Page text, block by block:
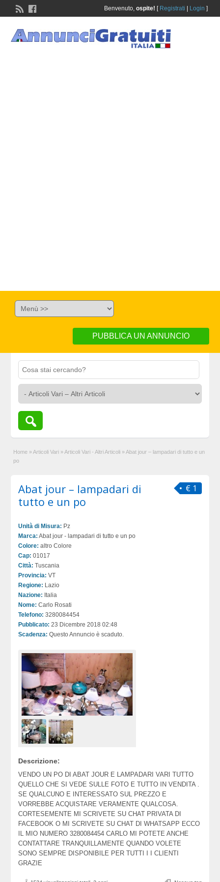
Benvenuto, ospite! [ Registrati Login ]
PUBBLICA UN ANNUNCIO
Home » Articoli Vari » Articoli Vari - Altri Articoli » Abat jour – lampadari di tutto e un
po
€ 1
Abat jour – lampadari di
tutto e un po
Unità di Misura: Pz
Marca: Abat jour - lampadari di tutto e un po
Colore: altro Colore
Cap: 01017
Città: Tuscania
Provincia: VT
Regione: Lazio
Nazione: Italia
Nome: Carlo Rosati
Telefono: 3280084454
Pubblicato: 23 Dicembre 2018 02:48
Scadenza: Questo Annuncio è scaduto.
Descrizione:
VENDO UN PO DI ABAT JOUR E LAMPADARI VARI TUTTO
QUELLO CHE SI VEDE SULLE FOTO E TUTTO IN VENDITA .
SE QUALCUNO E INTERESSATO SUL PREZZO E
VORREBBE ACQUISTARE VERAMENTE QUALCOSA.
CORTESEMENTE MI SCRIVETE SU CHAT PRIVATA DI
FACEBOOK O MI SCRIVETE SU CHAT DI WHATSAPP ECCO
IL MIO NUMERO 3280084454 CARLO MI POTETE ANCHE
CONTATTARE TRANQUILLAMENTE QUANDO VOLETE
SONO SEMPRE DISPONIBILE PER TUTTI I I CLIENTI
GRAZIE